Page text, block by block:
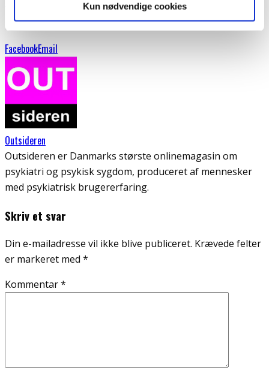
Kun nødvendige cookies
være plads til 4000 ansatte. De vil ikke kunne mærke et
par milliarder mere eller mindre! Godt nytår.
FacebookEmail
Outsideren
Outsideren er Danmarks største onlinemagasin om
psykiatri og psykisk sygdom, produceret af mennesker
med psykiatrisk brugererfaring.
Skriv et svar
Din e-mailadresse vil ikke blive publiceret. Krævede felter
er markeret med *
Kommentar*